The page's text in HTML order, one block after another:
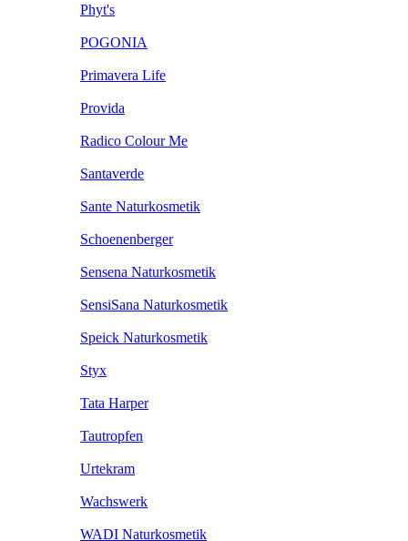
Phyt's
POGONIA
Primavera Life
Provida
Radico Colour Me
Santaverde
Sante Naturkosmetik
Schoenenberger
Sensena Naturkosmetik
SensiSana Naturkosmetik
Speick Naturkosmetik
Styx
Tata Harper
Tautropfen
Urtekram
Wachswerk
WADI Naturkosmetik